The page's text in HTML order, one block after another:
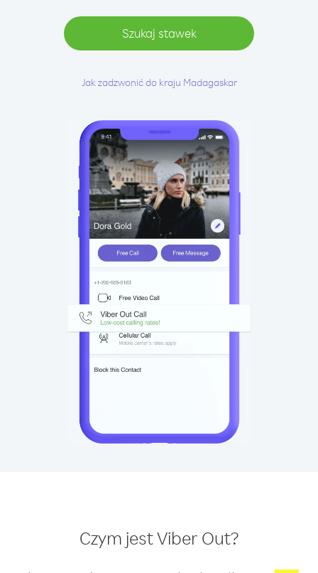
Szukaj stawek
Jak zadzwonić do kraju Madagaskar
Czym jest Viber Out?